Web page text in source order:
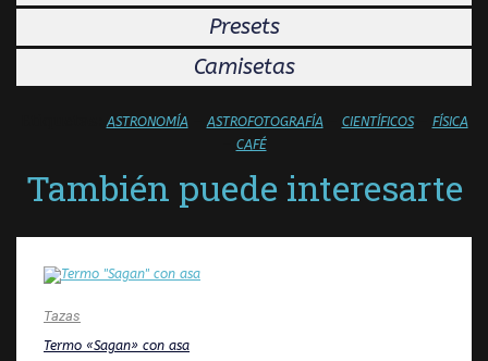
Presets
Camisetas
ASTRONOMÍA ASTROFOTOGRAFÍA CIENTÍFICOS– FÍSICA
CAFÉ
También puede interesarte
Tazas
Termo «Sagan» con asa